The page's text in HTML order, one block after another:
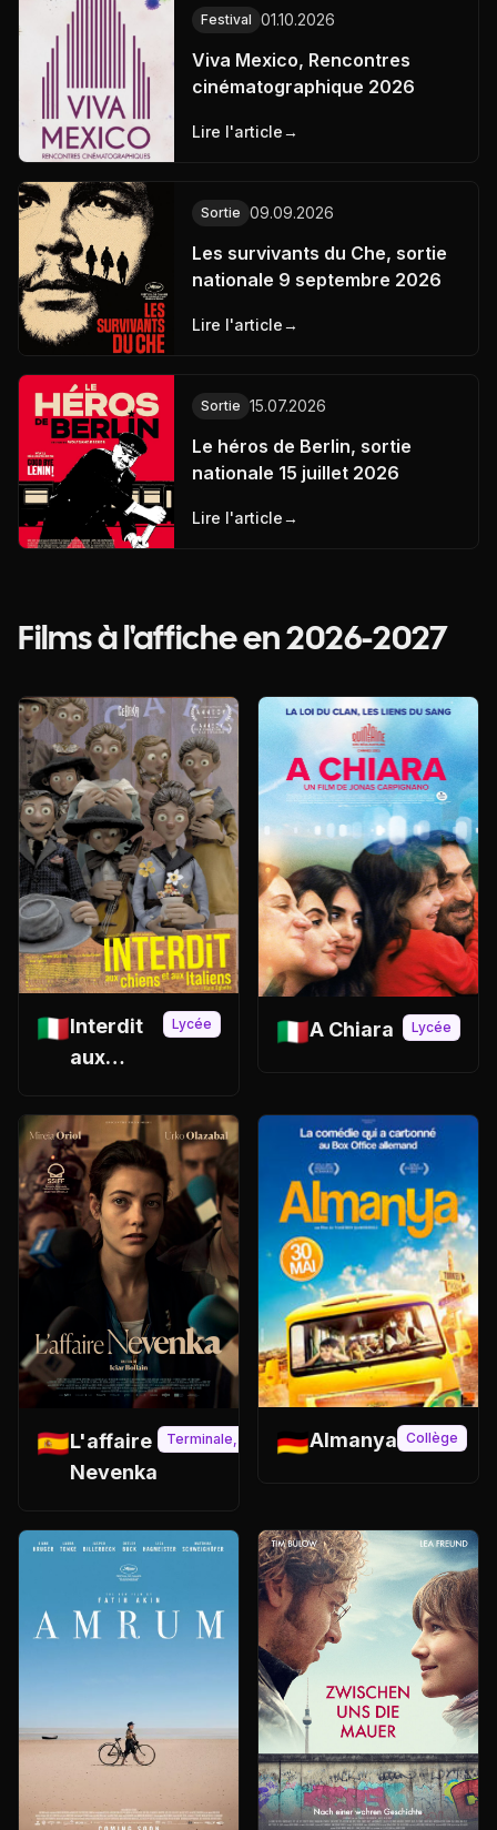
Festival 01.10.2026
Viva Mexico, Rencontres
cinématographique 2026
Lire l'article→
Sortie 09.09.2026
Les survivants du Che, sortie
nationale 9 septembre 2026
Lire l'article→
Sortie 15.07.2026
Le héros de Berlin, sortie
nationale 15 juillet 2026
Lire l'article→
Films à l'affiche en 2026-2027
🇮🇹Interdit
aux
aux
italiens
Lycée 🇮🇹A Chiara Lycée
🇪🇸L'affaire
Nevenka
Terminale, CPGE, BTS
🇩🇪Almanya Collège